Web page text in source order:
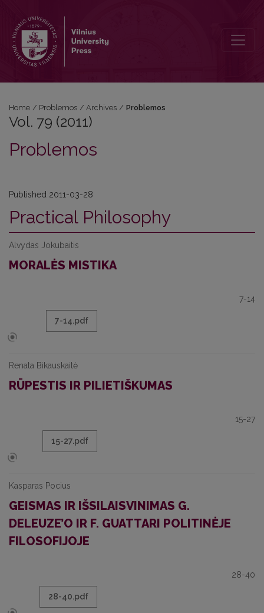
Home / Problemos / Archives / Problemos
Vol. 79 (2011)
Problemos
Published 2011-03-28
Practical Philosophy
Alvydas Jokubaitis
MORALĖS MISTIKA
7-14
7-14.pdf
Renata Bikauskaitė
RŪPESTIS IR PILIETIŠKUMAS
15-27
15-27.pdf
Kasparas Pocius
GEISMAS IR IŠSILAISVINIMAS G.
DELEUZE’O IR F. GUATTARI POLITINĖJE
FILOSOFIJOJE
28-40
28-40.pdf